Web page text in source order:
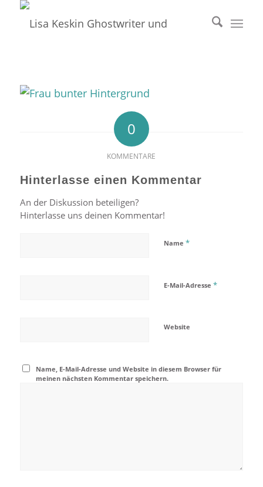
0
KOMMENTARE
Hinterlasse einen Kommentar
An der Diskussion beteiligen?
Hinterlasse uns deinen Kommentar!
Name *
E-Mail-Adresse *
Website
Name, E-Mail-Adresse und Website in diesem Browser für
meinen nächsten Kommentar speichern.